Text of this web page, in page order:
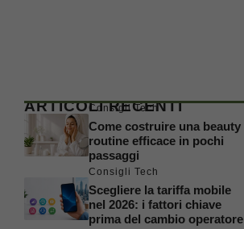
ARTICOLI RECENTI
Consigli Tech
Come costruire una beauty
routine efficace in pochi
passaggi
Consigli Tech
Scegliere la tariffa mobile
nel 2026: i fattori chiave
prima del cambio operatore